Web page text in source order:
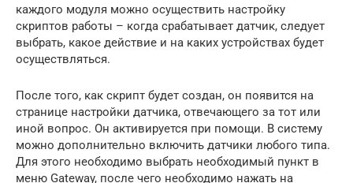
каждого модуля можно осуществить настройку
скриптов работы – когда срабатывает датчик, следует
выбрать, какое действие и на каких устройствах будет
осуществляться.
После того, как скрипт будет создан, он появится на
странице настройки датчика, отвечающего за тот или
иной вопрос. Он активируется при помощи. В систему
можно дополнительно включить датчики любого типа.
Для этого необходимо выбрать необходимый пункт в
меню Gateway, после чего необходимо нажать на